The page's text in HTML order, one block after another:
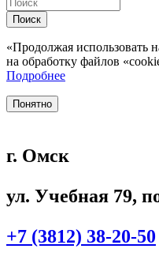
Поиск
«Продолжая использовать
на обработку файлов
Подробнее
Понятно
г. Омск
ул. Учебная 79,
+7 (3812) 38-20-50